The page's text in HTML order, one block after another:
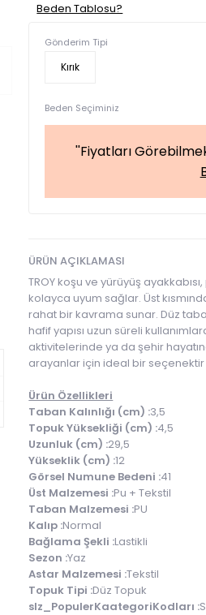
Beden Tablosu?
Gönderim Tipi
Kırık
Beden Seçiminiz
''Fiyatları
ÜRÜN AÇIKLAMASI
TROY koşu ve yürüyüş
kolayca uyum sağlar. Üst
rahat bir kavrama sunar. Düz
hafif yapısı uzun süreli
aktivitelerinde ya da şehir
arayanlar için ideal bir seçenektir
Ürün Özellikleri
Taban Kalınlığı (cm) :3,5
Topuk Yüksekliği (cm) :4,5
Uzunluk (cm) :29,5
Yükseklik (cm) :12
Görsel Numune Bedeni :41
Üst Malzemesi :Pu + Tekstil
Taban Malzemesi :PU
Kalıp :Normal
Bağlama Şekli :Lastikli
Sezon :Yaz
Astar Malzemesi :Tekstil
Topuk Tipi :Düz Topuk
slz_PopulerKaategoriKodları :